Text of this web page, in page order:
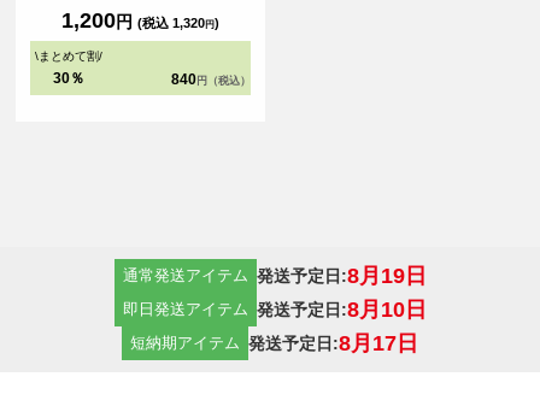
1,200円 (税込 1,320円)
\まとめて割/
30％ 840 円（税込）
通常発送アイテム 発送予定日:8月19日
即日発送アイテム 発送予定日:8月10日
短納期アイテム 発送予定日:8月17日